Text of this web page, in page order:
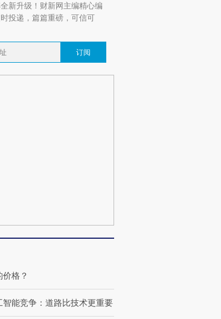
视线｜被称为“蟑螂”的印
度Z世代 用街头抗争将教
育部长拱下台
视线｜“入侵”还是“人道危
机”？难民潮撕裂西班牙
飞地休达
新升级！财新网主编精心编
投递，篇篇重磅，可信可
订阅
格？
智能竞争：道路比技术更重要